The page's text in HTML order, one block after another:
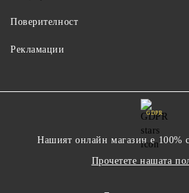
Поверителност
Рекламации
GDPR
Нашият онлайн магазин е 100%
Прочетете нашата